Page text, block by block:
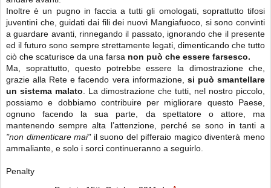
Inoltre è un pugno in faccia a tutti gli omologati, soprattutto tifosi
juventini che, guidati dai fili dei nuovi Mangiafuoco, si sono convinti
a guardare avanti, rinnegando il passato, ignorando che il presente
ed il futuro sono sempre strettamente legati, dimenticando che tutto
ciò che scaturisce da una farsa non può che essere farsesco.
Ma, soprattutto, questo potrebbe essere la dimostrazione che,
grazie alla Rete e facendo vera informazione, si può smantellare
un sistema malato . La dimostrazione che tutti, nel nostro piccolo,
possiamo e dobbiamo contribuire per migliorare questo Paese,
ognuno facendo la sua parte, da spettatore o attore, ma
mantenendo sempre alta l’attenzione, perché se sono in tanti a
"non dimenticare mai"il suono del pifferaio magico diventerà meno
ammaliante, e solo i sorci continueranno a seguirlo.
Penalty